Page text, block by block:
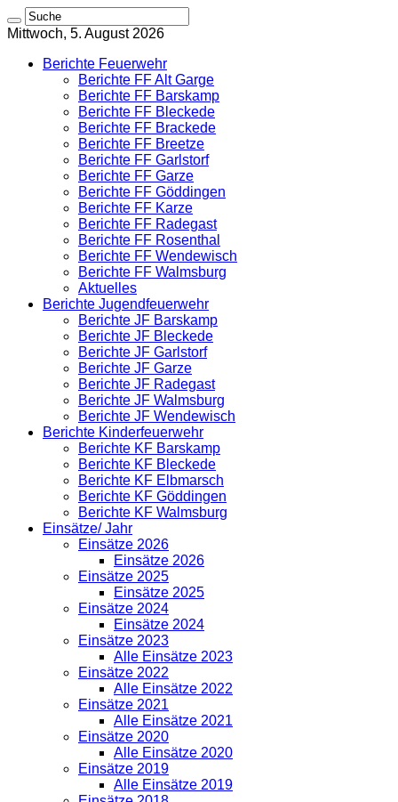
Mittwoch, 5. August 2026
Berichte Feuerwehr
Berichte FF Alt Garge
Berichte FF Barskamp
Berichte FF Bleckede
Berichte FF Brackede
Berichte FF Breetze
Berichte FF Garlstorf
Berichte FF Garze
Berichte FF Göddingen
Berichte FF Karze
Berichte FF Radegast
Berichte FF Rosenthal
Berichte FF Wendewisch
Berichte FF Walmsburg
Aktuelles
Berichte Jugendfeuerwehr
Berichte JF Barskamp
Berichte JF Bleckede
Berichte JF Garlstorf
Berichte JF Garze
Berichte JF Radegast
Berichte JF Walmsburg
Berichte JF Wendewisch
Berichte Kinderfeuerwehr
Berichte KF Barskamp
Berichte KF Bleckede
Berichte KF Elbmarsch
Berichte KF Göddingen
Berichte KF Walmsburg
Einsätze/ Jahr
Einsätze 2026
Einsätze 2026
Einsätze 2025
Einsätze 2025
Einsätze 2024
Einsätze 2024
Einsätze 2023
Alle Einsätze 2023
Einsätze 2022
Alle Einsätze 2022
Einsätze 2021
Alle Einsätze 2021
Einsätze 2020
Alle Einsätze 2020
Einsätze 2019
Alle Einsätze 2019